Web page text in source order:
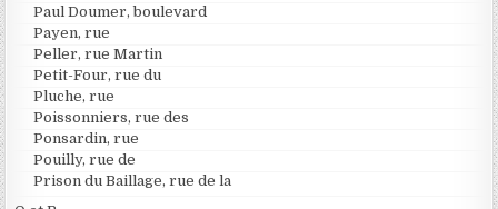
Paul Doumer, boulevard
Payen, rue
Peller, rue Martin
Petit-Four, rue du
Pluche, rue
Poissonniers, rue des
Ponsardin, rue
Pouilly, rue de
Prison du Baillage, rue de la